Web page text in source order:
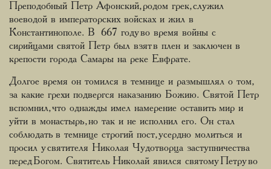
Преподобный Петр Афонский, родом грек, служил
воеводой в императорских войсках и жил в
Константинополе. В 667 году во время войны с
сирийцами святой Петр был взят в плен и заключен в
крепости города Самары на реке Евфрате.
Долгое время он томился в темнице и размышлял о том,
за какие грехи подвергся наказанию Божию. Святой Петр
вспомнил, что однажды имел намерение оставить мир и
уйти в монастырь, но так и не исполнил его. Он стал
соблюдать в темнице строгий пост, усердно молиться и
просил у святителя Николая Чудотворца заступничества
перед Богом. Святитель Николай явился святому Петру во